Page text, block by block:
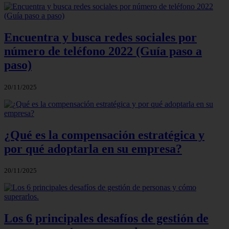
Encuentra y busca redes sociales por
número de teléfono 2022 (Guía paso a
paso)
20/11/2025
¿Qué es la compensación estratégica y
por qué adoptarla en su empresa?
20/11/2025
Los 6 principales desafíos de gestión de